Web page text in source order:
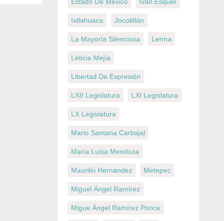
Ixtlahuaca Jocotitlán
La Mayoría Silenciosa Lerma
Leticia Mejía
Libertad De Expresión
LXII Legislatura LXI Legislatura
LX Legislatura
Mario Santana Carbajal
María Luisa Mendoza
Maurilio Hernández Metepec
Miguel Ángel Ramírez
Migue Ángel Ramírez Ponce